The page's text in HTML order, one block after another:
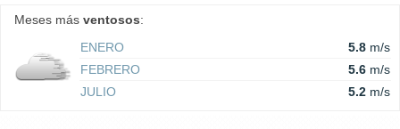
Meses más ventosos:
ENERO
5.8 m/s
FEBRERO
5.6 m/s
JULIO
5.2 m/s